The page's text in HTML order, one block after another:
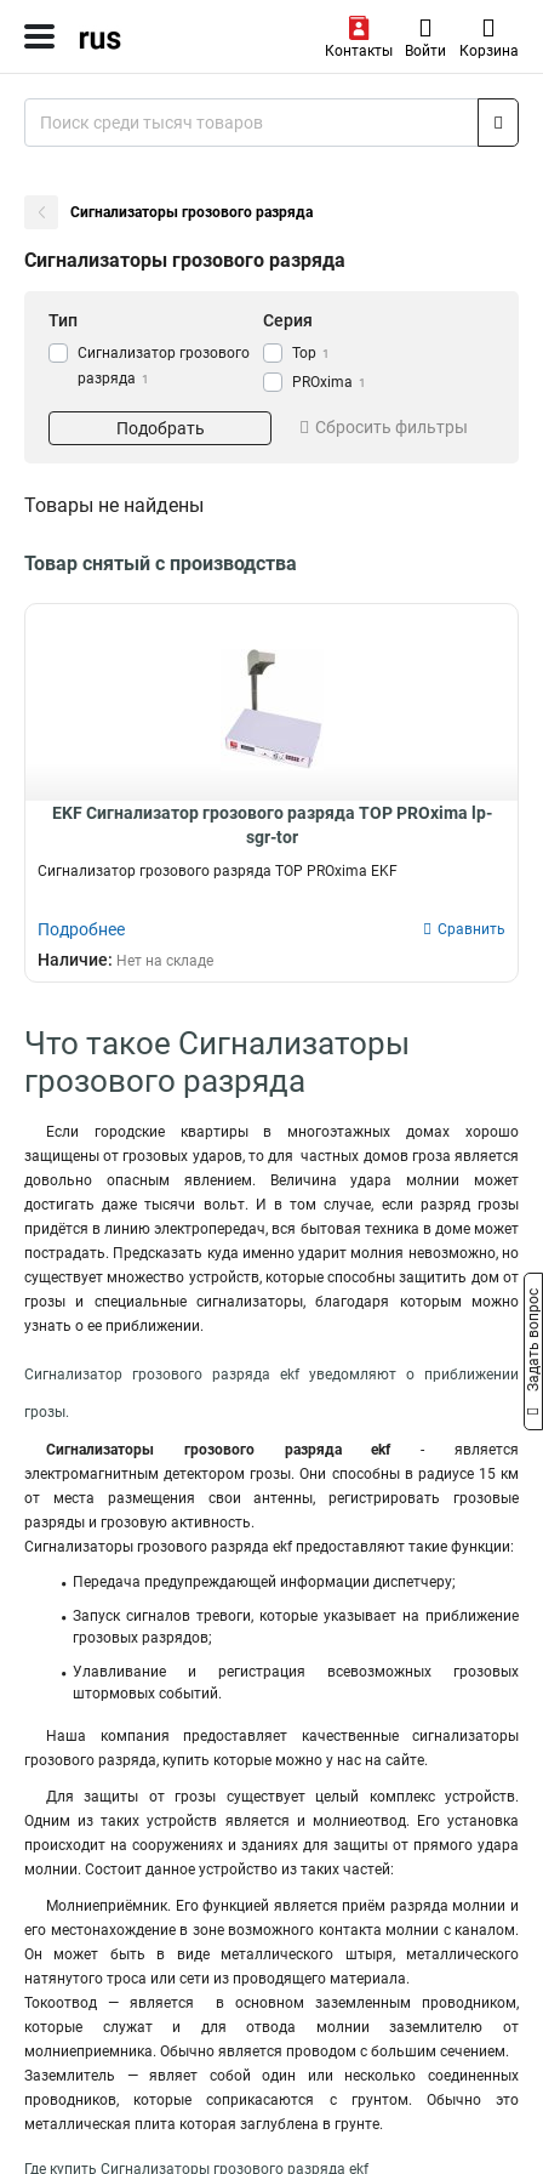
Контакты Войти Корзина
Сигнализаторы грозового разряда
Сигнализаторы грозового разряда
Тип
Сигнализатор грозового
разряда
1
Серия
Тор 1
PROxima 1
Подобрать Сбросить фильтры
Товары не найдены
Товар снятый с производства
EKF Сигнализатор грозового разряда ТОР PROxima lp-
sgr-tor
Сигнализатор грозового разряда ТОР PROxima EKF
Подробнее Сравнить
Наличие: Нет на складе
Что такое Сигнализаторы
грозового разряда
Если городские квартиры в многоэтажных домах хорошо
защищены от грозовых ударов, то для частных домов гроза является
довольно опасным явлением. Величина удара молнии может
достигать даже тысячи вольт. И в том случае, если разряд грозы
придётся в линию электропередач, вся бытовая техника в доме может
пострадать. Предсказать куда именно ударит молния невозможно, но
существует множество устройств, которые способны защитить дом от
грозы и специальные сигнализаторы, благодаря которым можно
узнать о ее приближении.
Сигнализатор грозового разряда ekf уведомляют о приближении
грозы.
Сигнализаторы грозового разряда ekf- является
электромагнитным детектором грозы. Они способны в радиусе 15 км
от места размещения свои антенны, регистрировать грозовые
разряды и грозовую активность.
Сигнализаторы грозового разряда ekf предоставляют такие функции:
Передача предупреждающей информации диспетчеру;
Запуск сигналов тревоги, которые указывает на приближение
грозовых разрядов;
Улавливание и регистрация всевозможных грозовых
штормовых событий.
Наша компания предоставляет качественные сигнализаторы
грозового разряда, купить которые можно у нас на сайте.
Для защиты от грозы существует целый комплекс устройств.
Одним из таких устройств является и молниеотвод. Его установка
происходит на сооружениях и зданиях для защиты от прямого удара
молнии. Состоит данное устройство из таких частей:
Молниеприёмник. Его функцией является приём разряда молнии и
его местонахождение в зоне возможного контакта молнии с каналом.
Он может быть в виде металлического штыря, металлического
натянутого троса или сети из проводящего материала.
Токоотвод — является в основном заземленным проводником,
которые служат и для отвода молнии заземлителю от
молниеприемника. Обычно является проводом с большим сечением.
Заземлитель — являет собой один или несколько соединенных
проводников, которые соприкасаются с грунтом. Обычно это
металлическая плита которая заглублена в грунте.
Где купить Сигнализаторы грозового разряда ekf
Задать вопрос